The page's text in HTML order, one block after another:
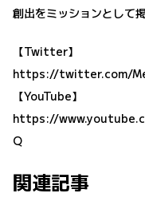
創出をミッションとして
【Twitter】
https://twitter.com/
【YouTube】
https://
Q
関連記事